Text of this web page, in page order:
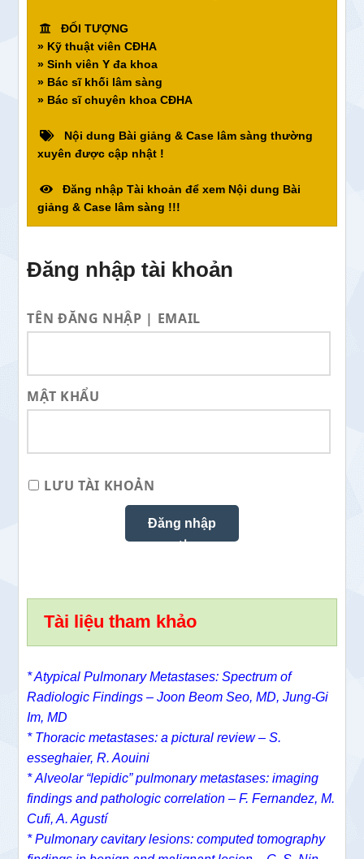
ĐỐI TƯỢNG
» Kỹ thuật viên CĐHA
» Sinh viên Y đa khoa
» Bác sĩ khối lâm sàng
» Bác sĩ chuyên khoa CĐHA
Nội dung Bài giảng & Case lâm sàng thường
xuyên được cập nhật !
Đăng nhập Tài khoản để xem Nội dung Bài
giảng & Case lâm sàng !!!
Đăng nhập tài khoản
TÊN ĐĂNG NHẬP | EMAIL
MẬT KHẨU
LƯU TÀI KHOẢN
Tài liệu tham khảo
* Atypical Pulmonary Metastases: Spectrum of
Radiologic Findings –Joon Beom Seo, MD,Jung-Gi
Im, MD
* Thoracic metastases: a pictural review – S.
esseghaier, R. Aouini
* Alveolar “lepidic” pulmonary metastases: imaging
findings and pathologic correlation – F. Fernandez, M.
Cufi, A. Agustí
* Pulmonary cavitary lesions: computed tomography